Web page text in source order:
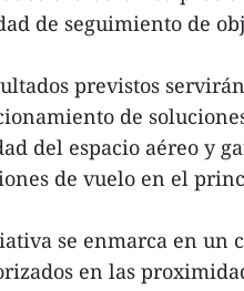
de seguimiento de
previstos
de
del espacio aéreo y
de vuelo en el
se enmarca en un
en las